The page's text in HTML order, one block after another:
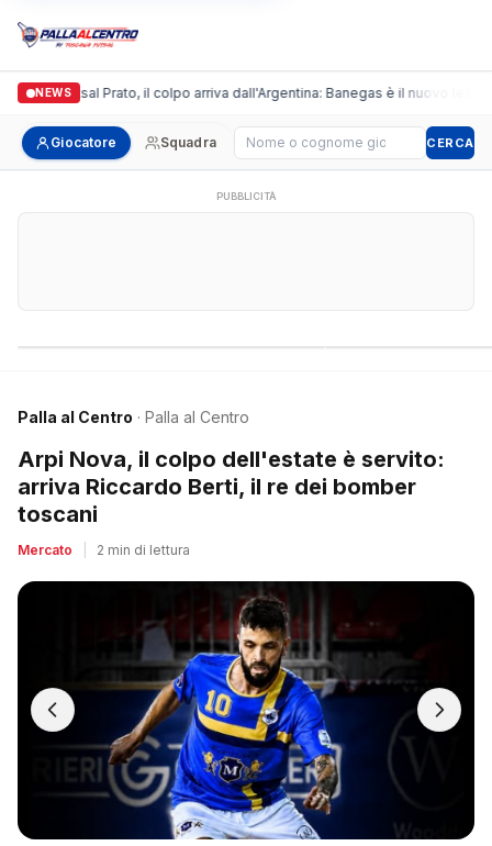
NEWS
Futsal Prato, il colpo arriva dall'Argentina: Banegas è il nuovo leader dei
Giocatore Squadra Cerca giocatore CERCA
PUBBLICITÀ
Palla al Centro · Palla al Centro
Arpi Nova, il colpo dell'estate è servito:
arriva Riccardo Berti, il re dei bomber
toscani
Mercato 2 min di lettura